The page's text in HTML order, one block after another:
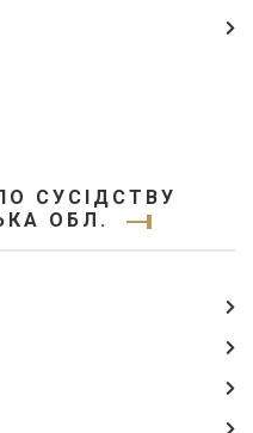
СУСІДСТВУ
ОБЛ.